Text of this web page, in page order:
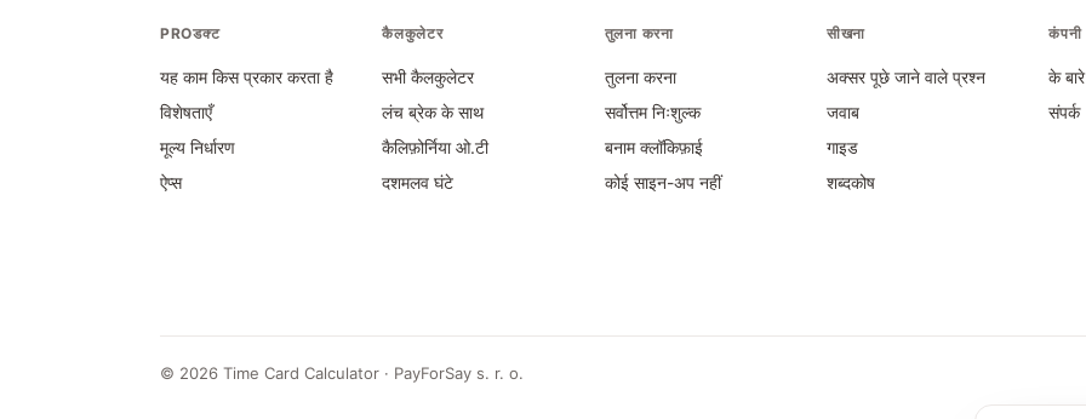
PROडक्ट
यह काम किस प्रकार करता है
विशेषताएँ
मूल्य निर्धारण
ऐप्स
कैलकुलेटर
सभी कैलकुलेटर
लंच ब्रेक के साथ
कैलिफ़ोर्निया ओ.टी
दशमलव घंटे
तुलना करना
तुलना करना
सर्वोत्तम निःशुल्क
बनाम क्लॉकिफ़ाई
कोई साइन-अप नहीं
सीखना
अक्सर पूछे जाने वाले प्रश्न
जवाब
गाइड
शब्दकोष
कंपनी
के
संपर्क
© 2026 Time Card Calculator · PayForSay s. r. o.